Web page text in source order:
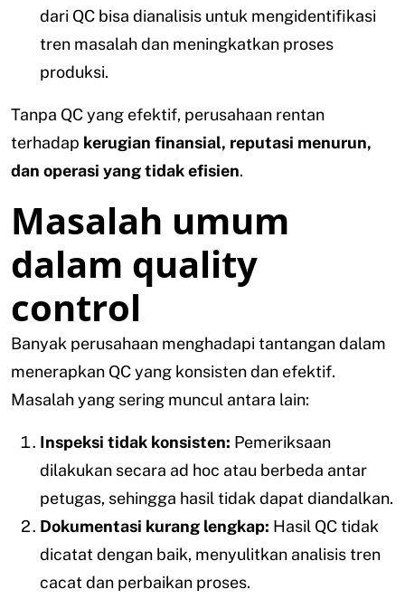
dari QC bisa dianalisis untuk mengidentifikasi
tren masalah dan meningkatkan proses
produksi.
Tanpa QC yang efektif, perusahaan rentan
terhadap kerugian finansial, reputasi menurun,
dan operasi yang tidak efisien.
Masalah umum
dalam quality
control
Banyak perusahaan menghadapi tantangan dalam
menerapkan QC yang konsisten dan efektif.
Masalah yang sering muncul antara lain:
Inspeksi tidak konsisten: Pemeriksaan
dilakukan secara ad hoc atau berbeda antar
petugas, sehingga hasil tidak dapat diandalkan.
Dokumentasi kurang lengkap: Hasil QC tidak
dicatat dengan baik, menyulitkan analisis tren
cacat dan perbaikan proses.